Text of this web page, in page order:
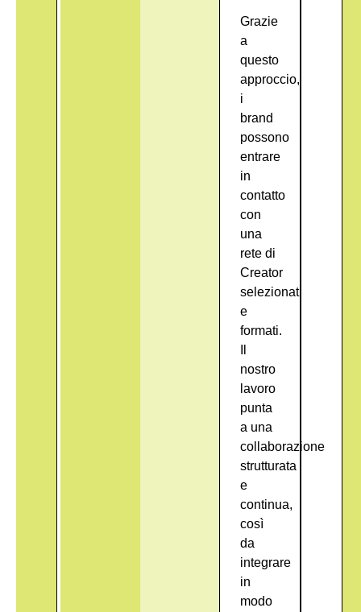
Grazie
a
questo
approccio,
i
brand
possono
entrare
in
contatto
con
una
rete di
Creator
selezionati
e
formati.
nostro
lavoro
punta
a una
collaborazione
strutturata
e
continua,
così
da
integrare
in
modo